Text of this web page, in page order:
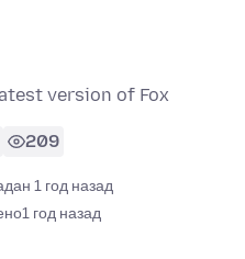
version of Fox
209
1 год назад
1 год назад